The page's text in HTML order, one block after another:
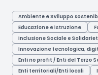
Ambiente e Sviluppo
Educazione e istruzione
Inclusione Sociale e
Innovazione tecnologica,
Enti no profit / Enti del Terzo
Enti territoriali/Enti locali